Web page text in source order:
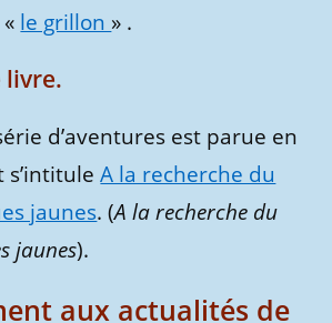
le grillon » .
livre.
d’aventures est parue en
s’intituleA la recherche du
jaunes. (A la recherche du
jaunes).
aux actualités de